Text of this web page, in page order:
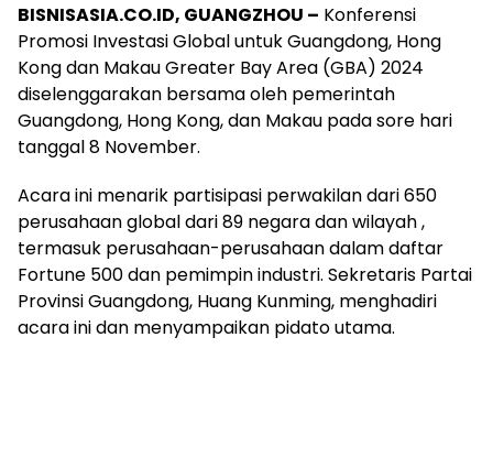
BISNISASIA.CO.ID, GUANGZHOU – Konferensi
Promosi Investasi Global untuk Guangdong, Hong
Kong dan Makau Greater Bay Area (GBA) 2024
diselenggarakan bersama oleh pemerintah
Guangdong, Hong Kong, dan Makau pada sore hari
tanggal 8 November.
Acara ini menarik partisipasi perwakilan dari 650
perusahaan global dari 89 negara dan wilayah ,
termasuk perusahaan-perusahaan dalam daftar
Fortune 500 dan pemimpin industri. Sekretaris Partai
Provinsi Guangdong, Huang Kunming, menghadiri
acara ini dan menyampaikan pidato utama.